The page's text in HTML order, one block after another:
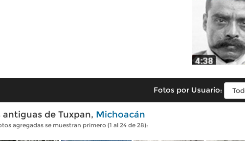
Fotos por Usuario:
antiguas de Tuxpan, Michoacán
agregadas se muestran primero (1 al 24 de 28):